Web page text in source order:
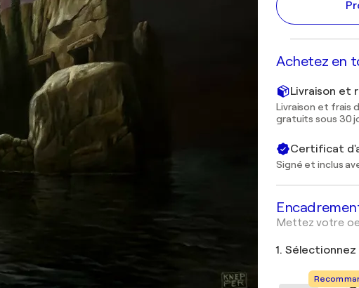
Achetez en
Livraison et
Livraison et frais
gratuits sous 30
Certificat
Signé et inclus
Mettez votre
1. Sélectionnez